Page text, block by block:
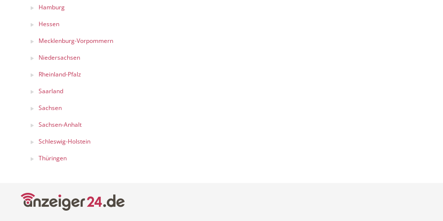
Hamburg
Hessen
Mecklenburg-Vorpommern
Niedersachsen
Rheinland-Pfalz
Saarland
Sachsen
Sachsen-Anhalt
Schleswig-Holstein
Thüringen